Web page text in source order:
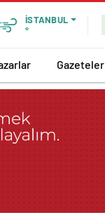
İSTANBUL
°
Gazeteler